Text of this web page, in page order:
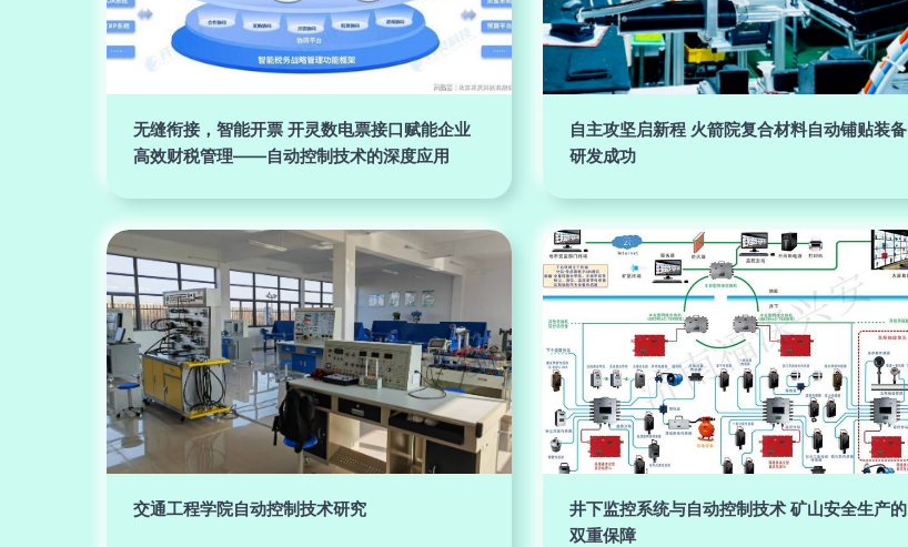
无缝衔接，智能开票 开灵数电票接口赋能企业
高效财税管理——自动控制技术的深度应用
自主攻坚启新程 火箭院复合材料自动铺贴装备
研发成功
交通工程学院自动控制技术研究
井下监控系统与自动控制技术 矿山安全生产的
双重保障